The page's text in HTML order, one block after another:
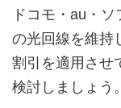
ドコモ・au・
の光回線を維持
割引を適用させ
検討しましょう。